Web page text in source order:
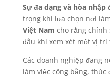
Sự đa dạng và hòa nhập
trọng khi lựa chọn nơi
Việt Nam cho rằng chính
đầu khi xem xét một vị trí
Các doanh nghiệp đang
làm việc công bằng,